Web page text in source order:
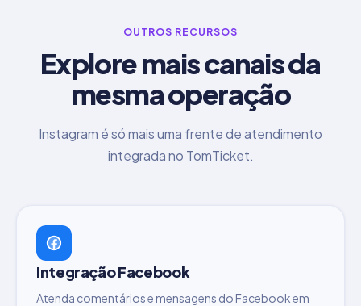
OUTROS RECURSOS
Explore mais canais da
mesma operação
Instagram é só mais uma frente de atendimento
integrada no TomTicket.
Integração Facebook
Atenda comentários e mensagens do Facebook em